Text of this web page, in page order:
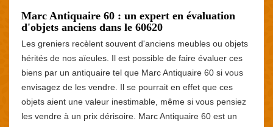
Marc Antiquaire 60 : un expert en évaluation
d'objets anciens dans le 60620
Les greniers recèlent souvent d'anciens meubles ou objets
hérités de nos aïeules. Il est possible de faire évaluer ces
biens par un antiquaire tel que Marc Antiquaire 60 si vous
envisagez de les vendre. Il se pourrait en effet que ces
objets aient une valeur inestimable, même si vous pensiez
les vendre à un prix dérisoire. Marc Antiquaire 60 est un